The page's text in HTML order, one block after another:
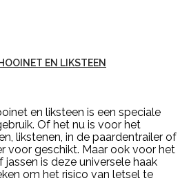
EN LIKSTEEN
en liksteen is een speciale
Of het nu is voor het
likstenen, in de paardentrailer of
voor geschikt. Maar ook voor het
is deze universele haak
om het risico van letsel te